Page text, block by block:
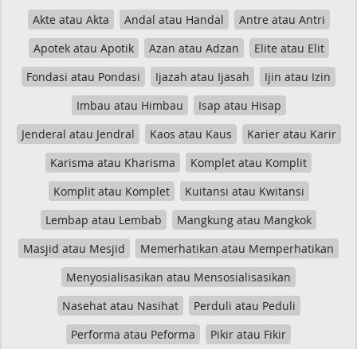
Akte atau Akta Andal atau Handal
Antre atau Antri
Apotek atau Apotik
Azan atau Adzan
Elite atau Elit
Fondasi atau Pondasi
Ijazah atau Ijasah
Ijin atau Izin
Imbau atau Himbau
Isap atau Hisap
Jenderal atau Jendral
Kaos atau Kaus
Karier atau Karir
Karisma atau Kharisma
Komplet atau Komplit
Komplit atau Komplet
Kuitansi atau Kwitansi
Lembap atau Lembab
Mangkung atau Mangkok
Masjid atau Mesjid
Memerhatikan atau Memperhatikan
Menyosialisasikan atau Mensosialisasikan
Nasehat atau Nasihat
Perduli atau Peduli
Performa atau Peforma
Pikir atau Fikir